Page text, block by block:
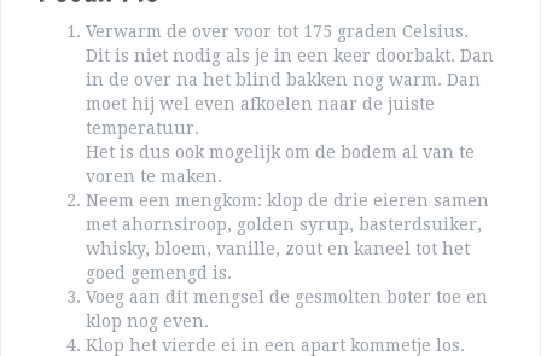
Verwarm de over voor tot 175 graden Celsius.
Dit is niet nodig als je in een keer doorbakt. Dan
in de over na het blind bakken nog warm. Dan
moet hij wel even afkoelen naar de juiste
temperatuur.
Het is dus ook mogelijk om de bodem al van te
voren te maken.
Neem een mengkom: klop de drie eieren samen
met ahornsiroop, golden syrup, basterdsuiker,
whisky, bloem, vanille, zout en kaneel tot het
goed gemengd is.
Voeg aan dit mengsel de gesmolten boter toe en
klop nog even.
Klop het vierde ei in een apart kommetje los.